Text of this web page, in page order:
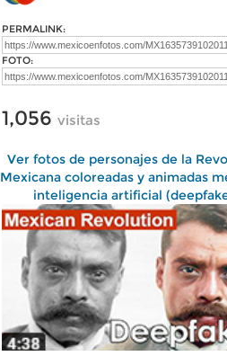
PERMALINK:
FOTO:
1,056 visitas
Ver fotos de personajes de la
Mexicana coloreadas y animadas
inteligencia artificial